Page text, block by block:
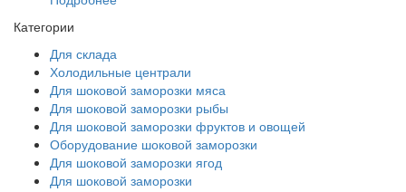
Категории
Для склада
Холодильные централи
Для шоковой заморозки мяса
Для шоковой заморозки рыбы
Для шоковой заморозки фруктов и овощей
Оборудование шоковой заморозки
Для шоковой заморозки ягод
Для шоковой заморозки